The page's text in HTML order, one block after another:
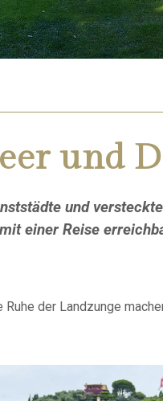
und
und
einer Reise
der Landzunge